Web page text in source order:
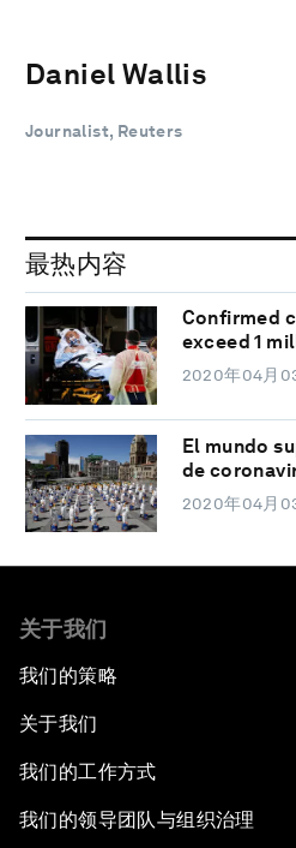
Daniel Wallis
Journalist, Reuters
最热内容
Confirmed
exceed 1
2020年04月
El mundo
de
2020年04月
关于我们
我们的策略
关于我们
我们的工作方式
我们的领导团队与组织治理